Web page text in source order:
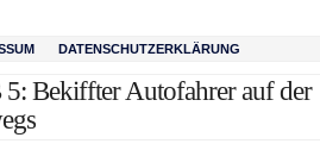
DATENSCHUTZERKLÄRUNG
Bekiffter Autofahrer auf der